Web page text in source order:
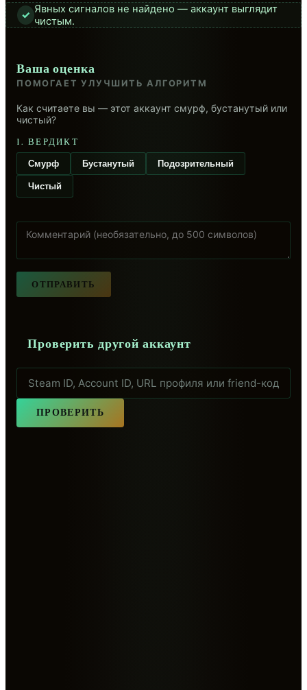
✓ Явных сигналов не найдено — аккаунт выглядит
чистым.
Ваша оценка
ПОМОГАЕТ УЛУЧШИТЬ АЛГОРИТМ
Как считаете вы — этот аккаунт смурф, бустанутый или
чистый?
1. ВЕРДИКТ
Смурф Бустанутый Подозрительный
Чистый
ОТПРАВИТЬ
Проверить другой аккаунт
ПРОВЕРИТЬ